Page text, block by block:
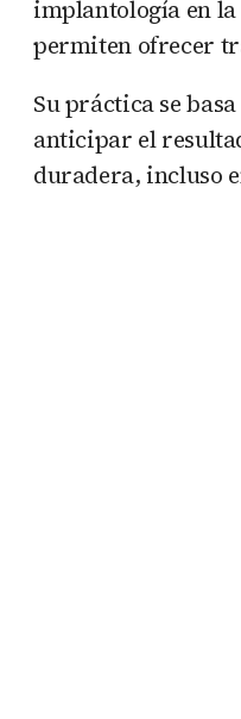
implantología en
permiten ofrecer
Su práctica se
anticipar el
duradera, incluso